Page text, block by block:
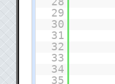
29
30
31
32
33
34
35